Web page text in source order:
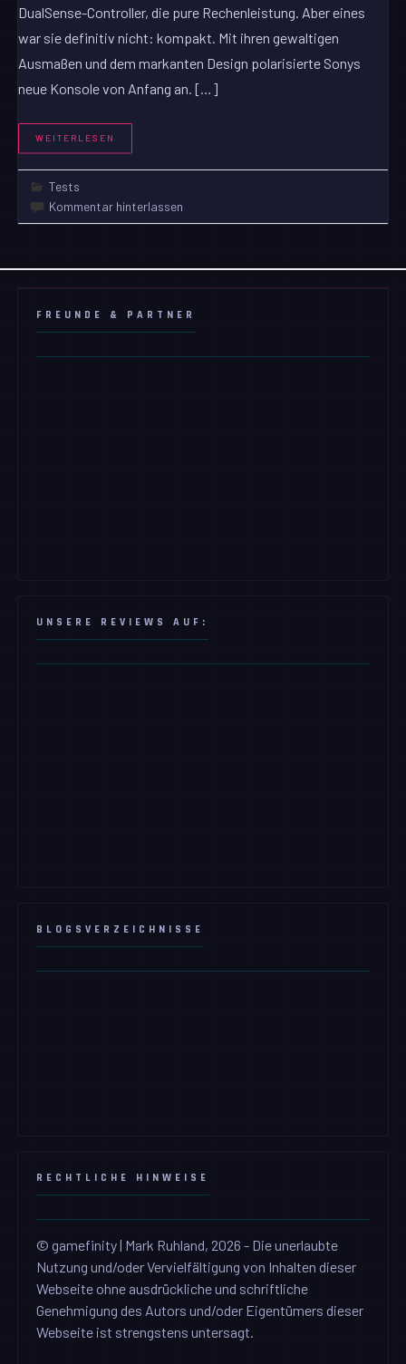
DualSense-Controller, die pure Rechenleistung. Aber eines
war sie definitiv nicht: kompakt. Mit ihren gewaltigen
Ausmaßen und dem markanten Design polarisierte Sonys
neue Konsole von Anfang an. […]
WEITERLESEN
Tests
Kommentar hinterlassen
FREUNDE & PARTNER
UNSERE REVIEWS AUF:
BLOGSVERZEICHNISSE
RECHTLICHE HINWEISE
© gamefinity | Mark Ruhland, 2026 - Die unerlaubte
Nutzung und/oder Vervielfältigung von Inhalten dieser
Webseite ohne ausdrückliche und schriftliche
Genehmigung des Autors und/oder Eigentümers dieser
Webseite ist strengstens untersagt.